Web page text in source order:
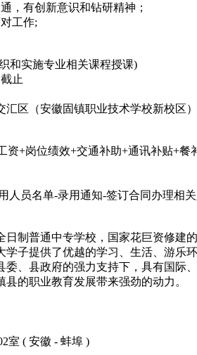
，有创新意识和钻研精神；
工作;
和实施专业相关课程授课)
止
区（安徽固镇职业技术学校新校区）
资+岗位绩效+交通补助+通讯补贴+餐
人员名单-录用通知-签订合同办理相
日制普通中专学校，国家花巨资修
子提供了优越的学习、生活、游乐环
、县政府的强力支持下，具有国
的职业教育发展带来强劲的动力。
室 ( 安徽 - 蚌埠 )